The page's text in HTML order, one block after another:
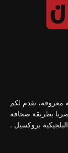
معروفة، تقدم لكم
بطريقة صحافة
بروكسيل .